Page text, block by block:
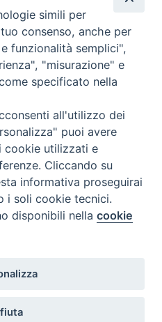
simili per
consenso, anche per
funzionalità semplici",
"misurazione" e
specificato nella
all'utilizzo dei
puoi avere
cookie utilizzati e
Cliccando su
informativa proseguirai
i soli cookie tecnici.
disponibili nellacookie